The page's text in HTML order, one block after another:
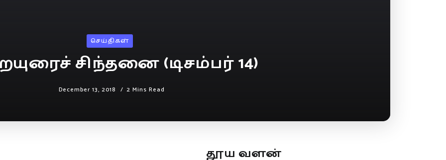
செய்திகள்
சிந்தனை (டிசம்பர் 14)
December 13, 2018 2 Mins Read
தூய வளன்